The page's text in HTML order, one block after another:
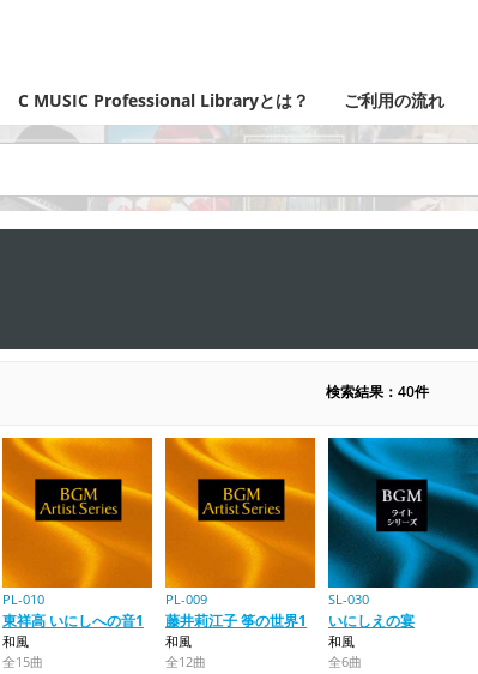
C MUSIC Professional Libraryとは？ ご利用の流れ
検索結果：40件
PL-010
東祥高 いにしへの音1
和風
全15曲
PL-009
藤井莉江子 筝の世界1
和風
全12曲
SL-030
いにしえの宴
和風
全6曲